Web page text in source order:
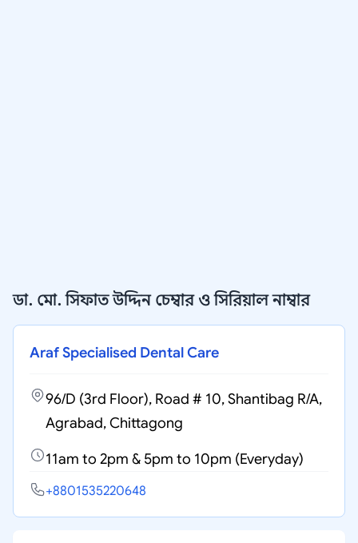
ডা. মো. সিফাত উদ্দিন চেম্বার ও সিরিয়াল নাম্বার
Araf Specialised Dental Care
96/D (3rd Floor), Road # 10, Shantibag R/A,
Agrabad, Chittagong
11am to 2pm & 5pm to 10pm (Everyday)
+8801535220648